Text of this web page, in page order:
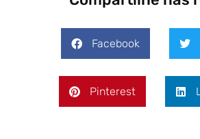
Facebook
Pinterest